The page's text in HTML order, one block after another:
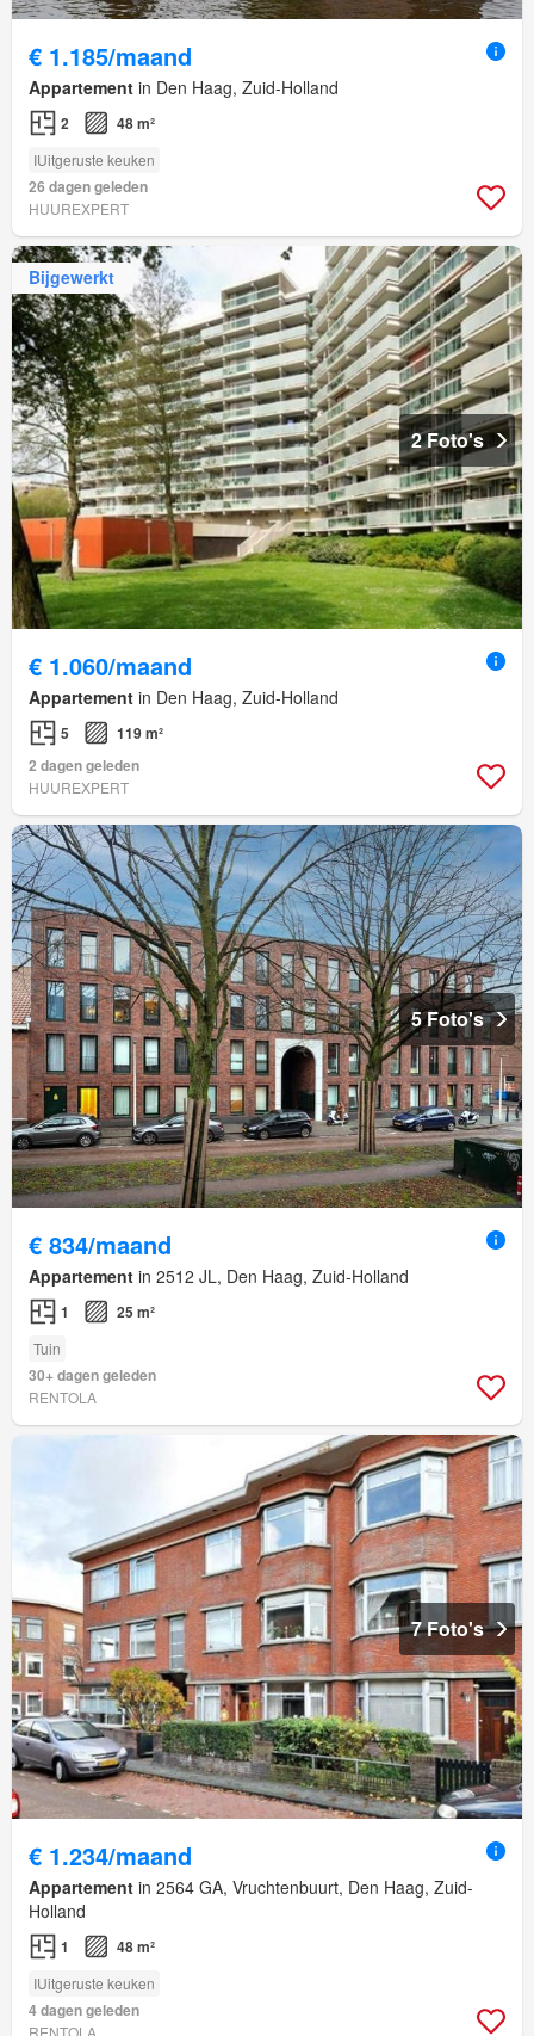
€ 1.185/maand
Appartement in Den Haag, Zuid-Holland
2 48 m²
IUitgeruste keuken
26 dagen geleden
HUUREXPERT
Bijgewerkt
2 Foto's
€ 1.060/maand
Appartement in Den Haag, Zuid-Holland
5
119 m²
2 dagen geleden
HUUREXPERT
5 Foto's
€ 834/maand
Appartement in 2512 JL, Den Haag, Zuid-Holland
1 25 m²
Tuin
30+ dagen geleden
RENTOLA
7 Foto's
€ 1.234/maand
Appartement in 2564 GA, Vruchtenbuurt, Den Haag, Zuid-
Holland
1 48 m²
IUitgeruste keuken
4 dagen geleden
RENTOLA